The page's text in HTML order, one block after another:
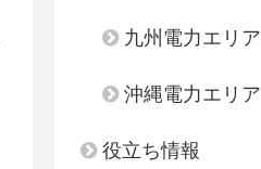
九州電力エリア
沖縄電力エリア
役立ち情報